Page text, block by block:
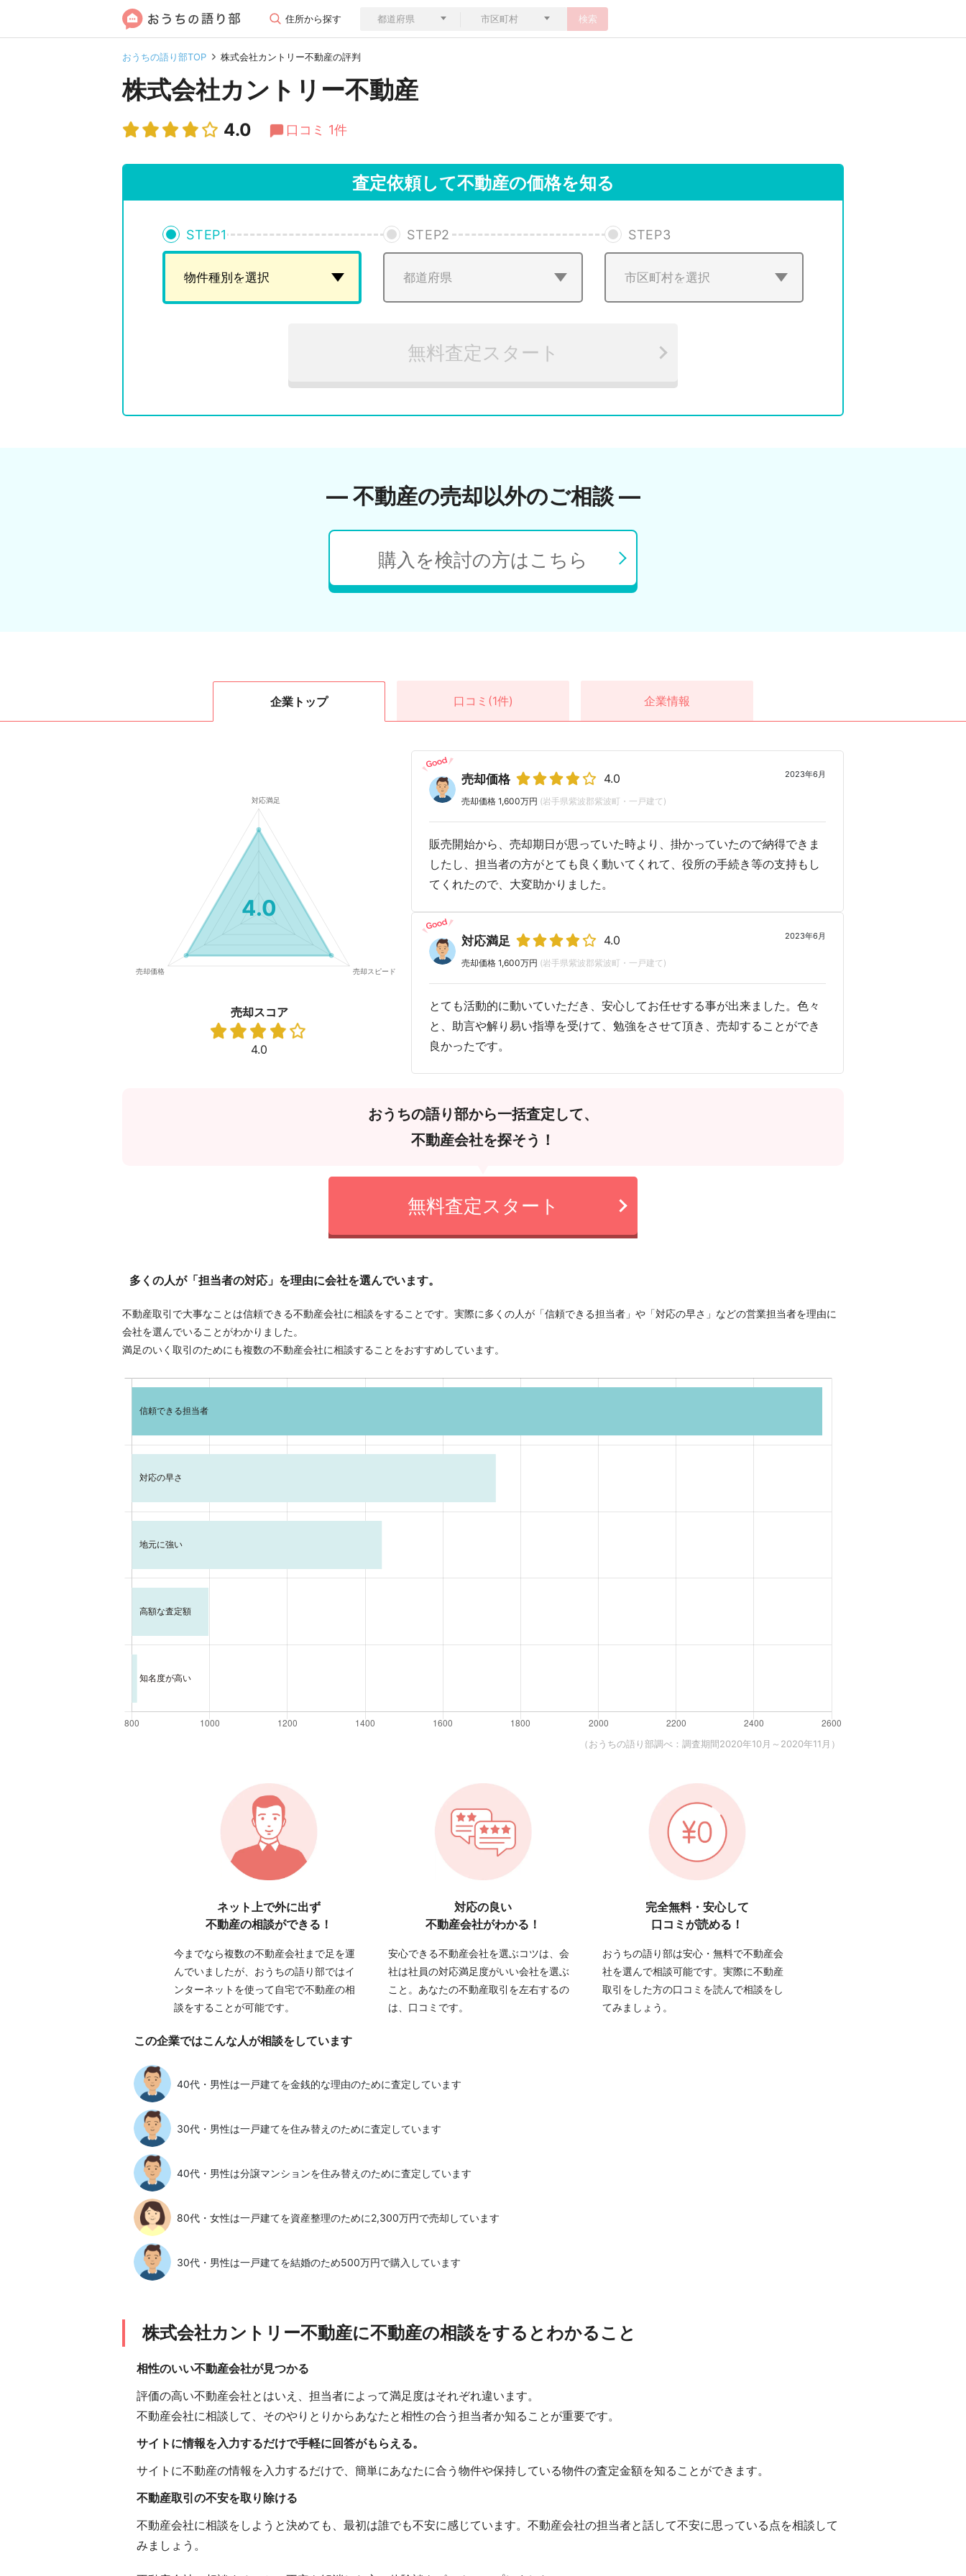
住所から探す 検索
おうちの語り部TOP 株式会社カントリー不動産の評判
株式会社カントリー不動産
4.0 口コミ 1件
査定依頼して不動産の価格を知る
STEP1 STEP2 STEP3
無料査定スタート
― 不動産の売却以外のご相談 ―
購入を検討の方はこちら
企業 トップ 口コミ (1件) 企業情報
4.0
売却スコア
4.0
2023年6月
売却価格 4.0
売却価格 1,600万円 (岩手県紫波郡紫波町・一戸建て)
販売開始から、売却期日が思っていた時より、掛かっていたので納得できま
したし、担当者の方がとても良く動いてくれて、役所の手続き等の支持もし
てくれたので、大変助かりました。
2023年6月
対応満足 4.0
売却価格 1,600万円 (岩手県紫波郡紫波町・一戸建て)
とても活動的に動いていただき、安心してお任せする事が出来ました。色々
と、助言や解り易い指導を受けて、勉強をさせて頂き、売却することができ
良かったです。
おうちの語り部から一括査定して、
不動産会社を探そう！
無料査定スタート
多くの人が「担当者の対応」を理由に会社を選んでいます。
不動産取引で大事なことは信頼できる不動産会社に相談をすることです。実際に多くの人が「信頼できる担当者」や「対応の早さ」などの営業担当者を理由に
会社を選んでいることがわかりました。
満足のいく取引のためにも複数の不動産会社に相談することをおすすめしています。
（おうちの語り部調べ：調査期間2020年10月～2020年11月）
ネット上で外に出ず
不動産の相談ができる！
今までなら複数の不動産会社まで足を運
んでいましたが、おうちの語り部ではイ
ンターネットを使って自宅で不動産の相
談をすることが可能です。
対応の良い
不動産会社がわかる！
安心できる不動産会社を選ぶコツは、会
社は社員の対応満足度がいい会社を選ぶ
こと。あなたの不動産取引を左右するの
は、口コミです。
完全無料・安心して
口コミが読める！
おうちの語り部は安心・無料で不動産会
社を選んで相談可能です。実際に不動産
取引をした方の口コミを読んで相談をし
てみましょう。
この企業ではこんな人が相談をしています
40代・男性は一戸建てを金銭的な理由のために査定しています
30代・男性は一戸建てを住み替えのために査定しています
40代・男性は分譲マンションを住み替えのために査定しています
80代・女性は一戸建てを資産整理のために2,300万円で売却しています
30代・男性は一戸建てを結婚のため500万円で購入しています
株式会社カントリー不動産に不動産の相談をするとわかること
相性のいい不動産会社が見つかる
評価の高い不動産会社とはいえ、担当者によって満足度はそれぞれ違います。
不動産会社に相談して、そのやりとりからあなたと相性の合う担当者か知ることが重要です。
サイトに情報を入力するだけで手軽に回答がもらえる。
サイトに不動産の情報を入力するだけで、簡単にあなたに合う物件や保持している物件の査定金額を知ることができます。
不動産取引の不安を取り除ける
不動産会社に相談をしようと決めても、最初は誰でも不安に感じています。不動産会社の担当者と話して不安に思っている点を相談して
みましょう。